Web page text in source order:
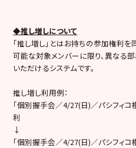
◆推し増しについて
「推し増し」とはお持ちの参加権利
可能な対象メンバーに限り、異なる
いただけるシステムです。
推し増し利用例：
「個別握手会／4/27(日)／パシフィ
利
↓
「個別握手会／4/27(日)／パシフィ